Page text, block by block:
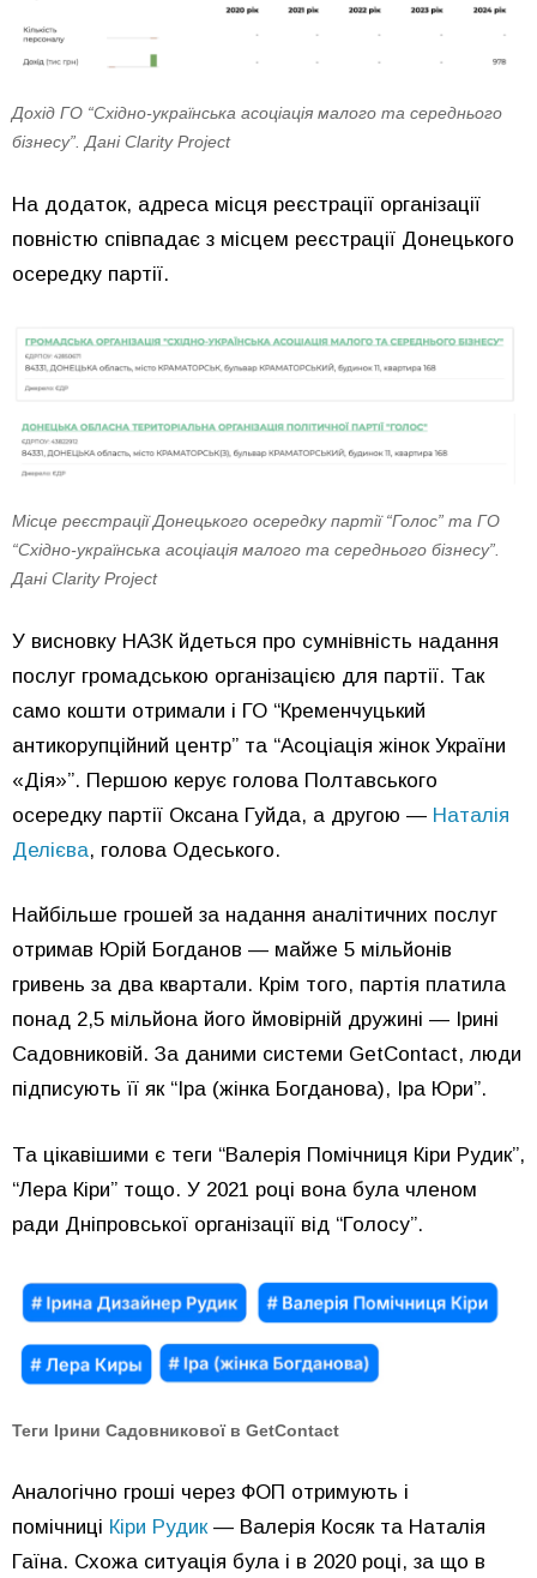
Дохід ГО “Східно-українська асоціація малого та середнього
бізнесу”. Дані Clarity Project
На додаток, адреса місця реєстрації організації
повністю співпадає з місцем реєстрації Донецького
осередку партії.
Місце реєстрації Донецького осередку партії “Голос” та ГО
“Східно-українська асоціація малого та середнього бізнесу”.
Дані Clarity Project
У висновку НАЗК йдеться про сумнівність надання
послуг громадською організацією для партії. Так
само кошти отримали і ГО “Кременчуцький
антикорупційний центр” та “Асоціація жінок України
«Дія»”. Першою керує голова Полтавського
осередку партії Оксана Гуйда, а другою — Наталія
Делієва, голова Одеського.
Найбільше грошей за надання аналітичних послуг
отримав Юрій Богданов — майже 5 мільйонів
гривень за два квартали. Крім того, партія платила
понад 2,5 мільйона його ймовірній дружині — Ірині
Садовниковій. За даними системи GetContact, люди
підписують її як “Іра (жінка Богданова), Іра Юри”.
Та цікавішими є теги “Валерія Помічниця Кіри Рудик”,
“Лера Кіри” тощо. У 2021 році вона була членом
ради Дніпровської організації від “Голосу”.
Теги Ірини Садовникової в GetContact
Аналогічно гроші через ФОП отримують і
помічниці Кіри Рудик— Валерія Косяк та Наталія
Гаїна. Схожа ситуація була і в 2020 році, за що в